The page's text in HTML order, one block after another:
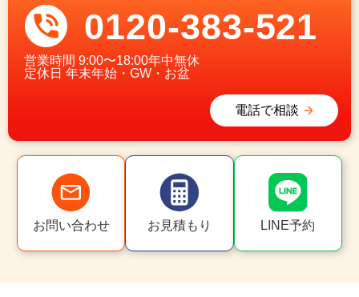
0120-383-521
営業時間 9:00〜18:00年中無休
定休日 年末年始・GW・お盆
電話で相談
お問い合わせ お見積もり LINE予約